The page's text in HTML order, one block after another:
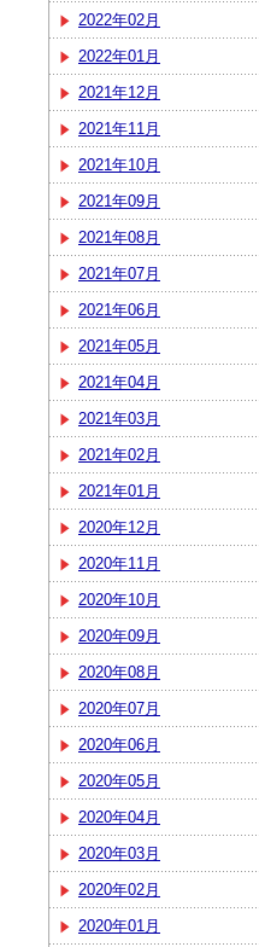
2022年02月
2022年01月
2021年12月
2021年11月
2021年10月
2021年09月
2021年08月
2021年07月
2021年06月
2021年05月
2021年04月
2021年03月
2021年02月
2021年01月
2020年12月
2020年11月
2020年10月
2020年09月
2020年08月
2020年07月
2020年06月
2020年05月
2020年04月
2020年03月
2020年02月
2020年01月